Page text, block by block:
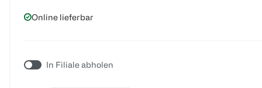
Online lieferbar
In Filiale abholen